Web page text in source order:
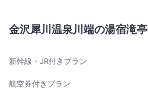
金沢犀川温泉川端の湯宿滝
新幹線・JR付きプラン
航空券付きプラン